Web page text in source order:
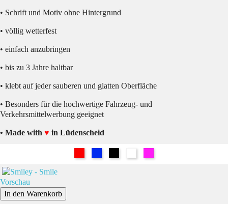
• Schrift und Motiv ohne Hintergrund
• völlig wetterfest
• einfach anzubringen
• bis zu 3 Jahre haltbar
• klebt auf jeder sauberen und glatten Oberfläche
• Besonders für die hochwertige Fahrzeug- und
Verkehrsmittelwerbung geeignet
• Made with ♥ in Lüdenscheid
Vorschau
In den Warenkorb